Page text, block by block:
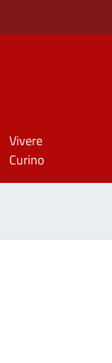
Vivere
Curino